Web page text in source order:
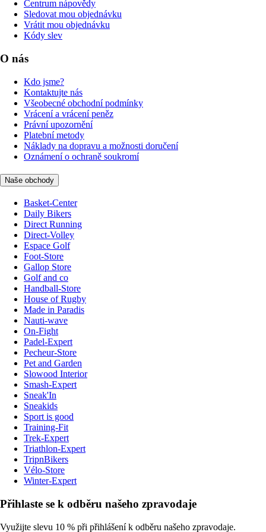
Centrum nápovědy
Sledovat mou objednávku
Vrátit mou objednávku
Kódy slev
O nás
Kdo jsme?
Kontaktujte nás
Všeobecné obchodní podmínky
Vrácení a vrácení peněz
Právní upozornění
Platební metody
Náklady na dopravu a možnosti doručení
Oznámení o ochraně soukromí
Naše obchody
Basket-Center
Daily Bikers
Direct Running
Direct-Volley
Espace Golf
Foot-Store
Gallop Store
Golf and co
Handball-Store
House of Rugby
Made in Paradis
Nauti-wave
On-Fight
Padel-Expert
Pecheur-Store
Pet and Garden
Slowood Interior
Smash-Expert
Sneak'In
Sneakids
Sport is good
Training-Fit
Trek-Expert
Triathlon-Expert
TripnBikers
Vélo-Store
Winter-Expert
Přihlaste se k odběru našeho zpravodaje
Využijte slevu 10 % při přihlášení k odběru našeho zpravodaje.